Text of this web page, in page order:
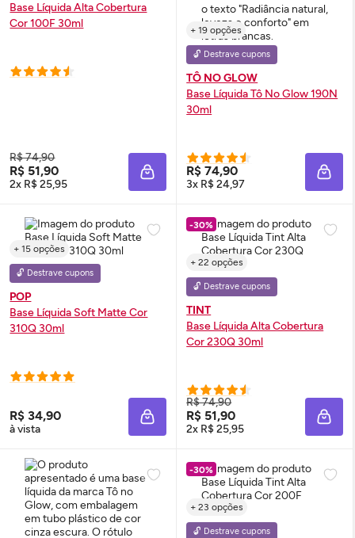
Base Líquida Alta Cobertura
Cor 100F 30ml
R$ 74,90
R$ 51,90
2x R$ 25,95 ADICIONAR À SACOLA
+ 19 opções
🔓 Destrave cupons
TÔ NO GLOW
Base Líquida Tô NoGlow190N
30ml
R$ 74,90
3x R$ 24,97
+ 15 opções
🔓 Destrave cupons
POP
Base Líquida Soft Matte Cor
310Q 30ml
R$ 34,90
à vista ADICIONAR À SACOLA
-30%
+ 22 opções
🔓 Destrave cupons
TINT
Base Líquida Alta Cobertura
Cor 230Q 30ml
R$ 74,90
R$ 51,90
2x R$ 25,95
-30%
+ 23 opções
🔓 Destrave cupons